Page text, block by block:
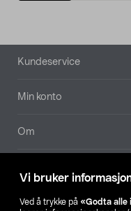
Vi bruker
Ved å trykke på «Godta alle
Bunntekst
Kundeservice
Min konto
Om
Våre selskaper